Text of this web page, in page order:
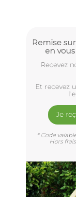
Remise
en
Recevez
Et recevez
Je
* Code
Hors